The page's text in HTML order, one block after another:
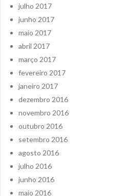
julho 2017
junho 2017
maio 2017
abril 2017
março 2017
fevereiro 2017
janeiro 2017
dezembro 2016
novembro 2016
outubro 2016
setembro 2016
agosto 2016
julho 2016
junho 2016
maio 2016